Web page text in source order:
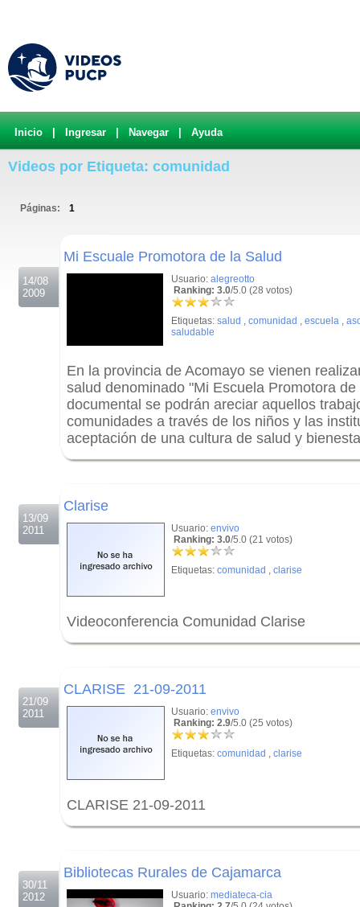
Inicio Ingresar Navegar Ayuda
Videos por Etiqueta: comunidad
Páginas: 1
14/08
2009
Mi Escuale Promotora de la Salud
Usuario: alegreotto
Ranking: 3.0/5.0 (28 votos)
Etiquetas: salud , comunidad , escuela ,
saludable
En la provincia de Acomayo se vienen
salud denominado "Mi Escuela Promotora
documental se podrán areciar aquellos
comunidades a través de los niños y las
aceptación de una cultura de salud y
13/09
2011
Clarise
Usuario: envivo
Ranking: 3.0/5.0 (21 votos)
Etiquetas: comunidad , clarise
Videoconferencia Comunidad Clarise
21/09
2011
CLARISE 21-09-2011
Usuario: envivo
Ranking: 2.9/5.0 (25 votos)
Etiquetas: comunidad , clarise
CLARISE 21-09-2011
30/11
2012
Bibliotecas Rurales de Cajamarca
Usuario: mediateca-cia